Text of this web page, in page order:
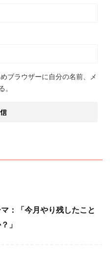
ブラウザーに自分の名前、メ
。
：「今月やり残したこと
」